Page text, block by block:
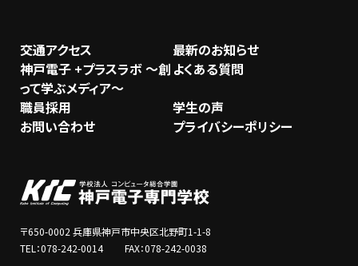
交通アクセス
最新のお知らせ
神戸電子 +プラスラボ ～創
って学ぶメディア～
よくある質問
職員採用
学生の声
お問い合わせ
プライバシーポリシー
〒650-0002 兵庫県神戸市中央区北野町1-1-8
TEL：078-242-0014 FAX：078-242-0038